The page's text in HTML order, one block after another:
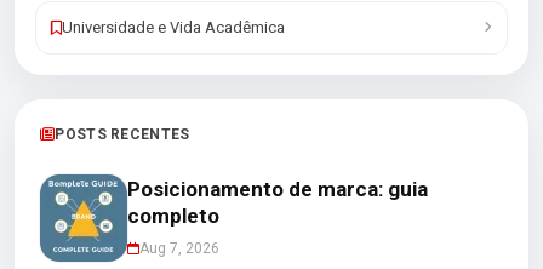
Universidade e Vida Acadêmica
POSTS RECENTES
Posicionamento de marca: guia
completo
Aug 7, 2026